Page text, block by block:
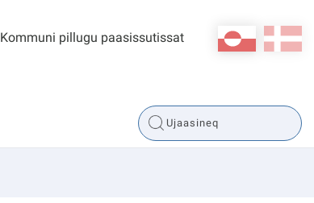
da
kl-GL
Kommuni pillugu paasissutissat